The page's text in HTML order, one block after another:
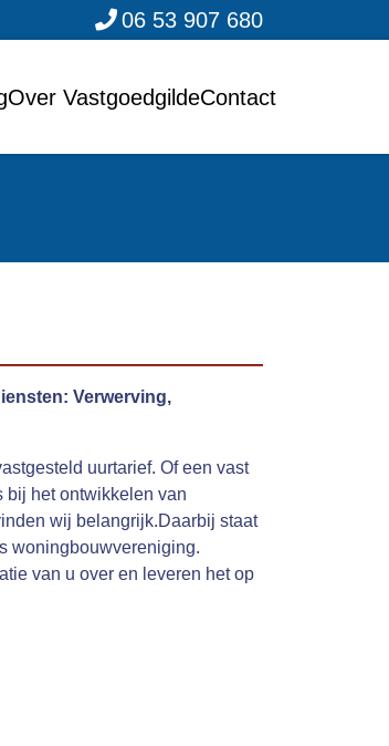
06 53 907 680
Over VastgoedgildeContact
Verwerving,
uurtarief. Of een vast
bij het ontwikkelen van
wij belangrijk.Daarbij staat
woningbouwvereniging.
van u over en leveren het op